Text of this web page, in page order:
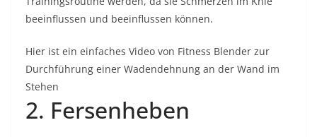
beeinflussen und beeinflussen können.
Hier ist ein einfaches Video von Fitness Blender zur
Durchführung einer Wadendehnung an der Wand im
Stehen
2. Fersenheben